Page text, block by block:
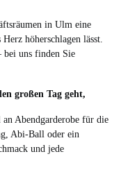
in Ulm eine
höherschlagen lässt.
bei uns finden Sie
großen Tag geht,
Abendgarderobe für die
Abi-Ball oder ein
und jede